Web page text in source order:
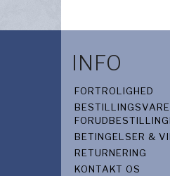
INFO
FORTROLIGHED
BETINGELSER &
RETURNERING
KONTAKT OS